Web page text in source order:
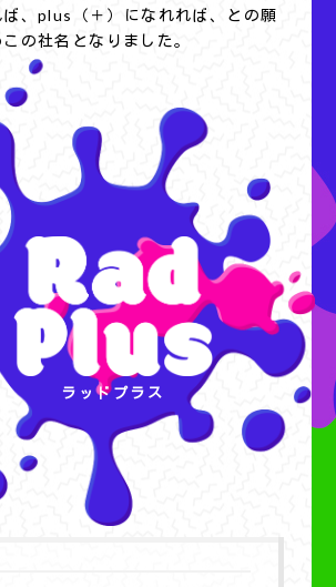
ば、plus（＋）になれれば、との願
の社名となりました。
ラッドプラス